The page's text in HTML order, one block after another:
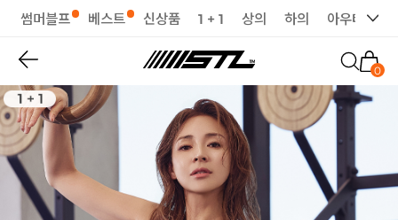
썸머블프 베스트 신상품 1 + 1 상의 하의 아우터
0